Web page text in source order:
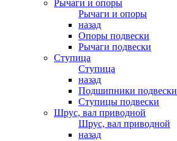
Рычаги и опоры
Рычаги и опоры
назад
Опоры подвески
Рычаги подвески
Ступица
Ступица
назад
Подшипники подвески
Ступицы подвески
Шрус, вал приводной
Шрус, вал приводной
назад